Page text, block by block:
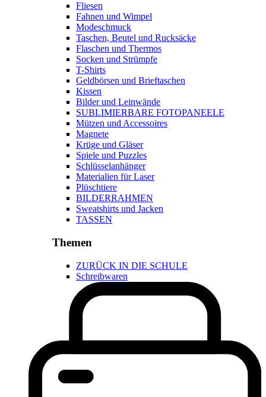
Fliesen
Fahnen und Wimpel
Modeschmuck
Taschen, Beutel und Rucksäcke
Flaschen und Thermos
Socken und Strümpfe
T-Shirts
Geldbörsen und Brieftaschen
Kissen
Bilder und Leinwände
SUBLIMIERBARE FOTOPANEELE
Mützen und Accessoires
Magnete
Krüge und Gläser
Spiele und Puzzles
Schlüsselanhänger
Materialien für Laser
Plüschtiere
BILDERRAHMEN
Sweatshirts und Jacken
TASSEN
Themen
ZURÜCK IN DIE SCHULE
Schreibwaren